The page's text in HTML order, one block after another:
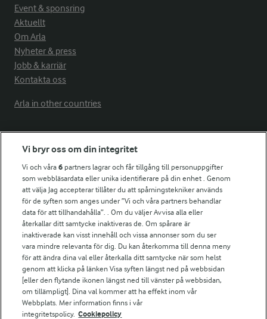
Event & sponsring
Aktuellt
Om Arla
Nyheter & press
Jobb & karriär
Kontakta oss
Arla in other countries
Fler Arlasajter
För ägare
Arlas kundportal
Arla.com
Falbygdens Ost
Arla webbshop
Bildbank
Följ oss
Vi bryr oss om din integritet
Vi och våra6 partners lagrar och får tillgång till personuppgifter
som webbläsardata eller unika identifierare på din enhet . Genom
att välja Jag accepterar tillåter du att spårningstekniker används
för de syften som anges under ”Vi och våra partners behandlar
data för att tillhandahålla”. . Om du väljer Avvisa alla eller
återkallar ditt samtycke inaktiveras de. Om spårare är
inaktiverade kan visst innehåll och vissa annonser som du ser
vara mindre relevanta för dig. Du kan återkomma till denna meny
för att ändra dina val eller återkalla ditt samtycke när som helst
genom att klicka på länken Visa syften längst ned på webbsidan
[eller den flytande ikonen längst ned till vänster på webbsidan,
om tillämpligt]. Dina val kommer att ha effekt inom vår
Webbplats. Mer information finns i vår
integritetspolicy. Cookiepolicy